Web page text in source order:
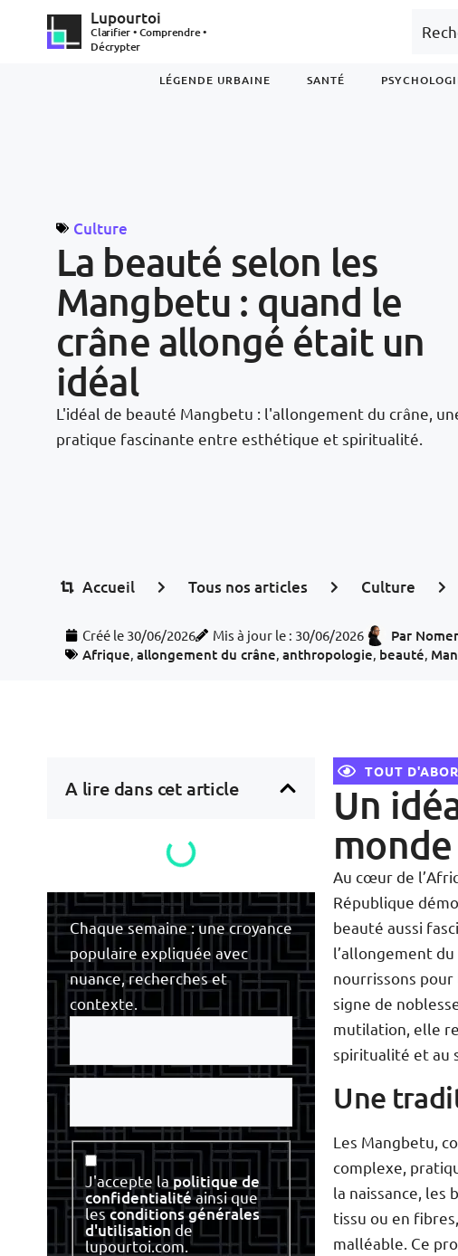
Lupourtoi
Clarifier • Comprendre •
Décrypter
LÉGENDE URBAINE SANTÉ
La beauté selon les
Mangbetu : quand le
crâne allongé était un
idéal
Culture
L'idéal de beauté Mangbetu : l'allongement du crâne,
pratique fascinante entre esthétique et spiritualité.
Accueil Tous nos articles Culture
Créé le 30/06/2026 Mis à jour le : 30/06/2026 Par
Afrique, allongement du crâne, anthropologie, beauté,
A lire dans cet article
Chaque semaine : une croyance
populaire expliquée avec
nuance, recherches et
contexte.
Votre
e-
mail
Votre
nom
Consentement
J'accepte lapolitique de
confidentialitéainsi que
lesconditions générales
d'utilisation de
lupourtoi.com.
TOUT
Un
monde
Au cœur de
République
beauté aussi
l’allongement
nourrissons
signe de
mutilation, elle
spiritualité et au
Une
Les Mangbetu,
complexe,
la naissance, les
tissu ou en
malléable. Ce